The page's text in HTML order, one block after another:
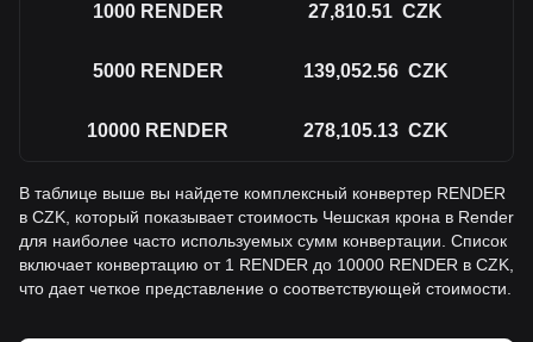
1000 RENDER 27,810.51 CZK
5000 RENDER 139,052.56 CZK
10000 RENDER 278,105.13 CZK
В таблице выше вы найдете комплексный конвертер RENDER
в CZK, который показывает стоимость Чешская крона в Render
для наиболее часто используемых сумм конвертации. Список
включает конвертацию от 1 RENDER до 10000 RENDER в CZK,
что дает четкое представление о соответствующей стоимости.